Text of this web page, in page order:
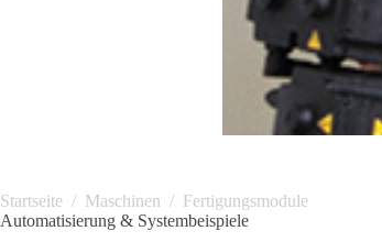
Startseite / Maschinen / Fertigungsmodule
Automatisierung & Systembeispiele